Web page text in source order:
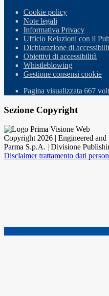
Cookie policy
Note legali
Informativa Privacy
Ufficio Relazioni con il
Dichiarazione di
Obiettivi di accessibilità
Whistleblowing
Gestione consensi cookie
Pagina visualizzata 667
Sezione Copyright
Copyright 2026 | Engineered
Parma S.p.A. | Divisione
Disclaimer trattamento dati